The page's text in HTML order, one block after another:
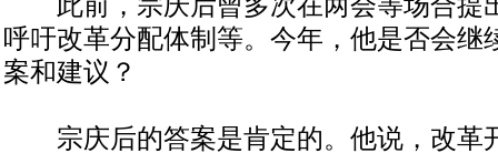
呼吁改革分配体制等。今年，他是否会继
案和建议？
宗庆后的答案是肯定的。他说，改革